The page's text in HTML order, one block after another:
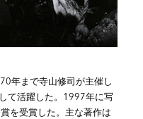
年まで寺山修司が主催し
て活躍した。1997年に写
を受賞した。主な著作は